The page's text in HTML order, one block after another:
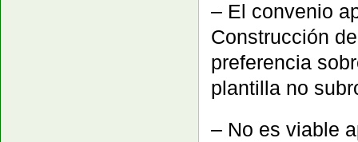
– El convenio
Construcción
preferencia
plantilla no
– No es viable